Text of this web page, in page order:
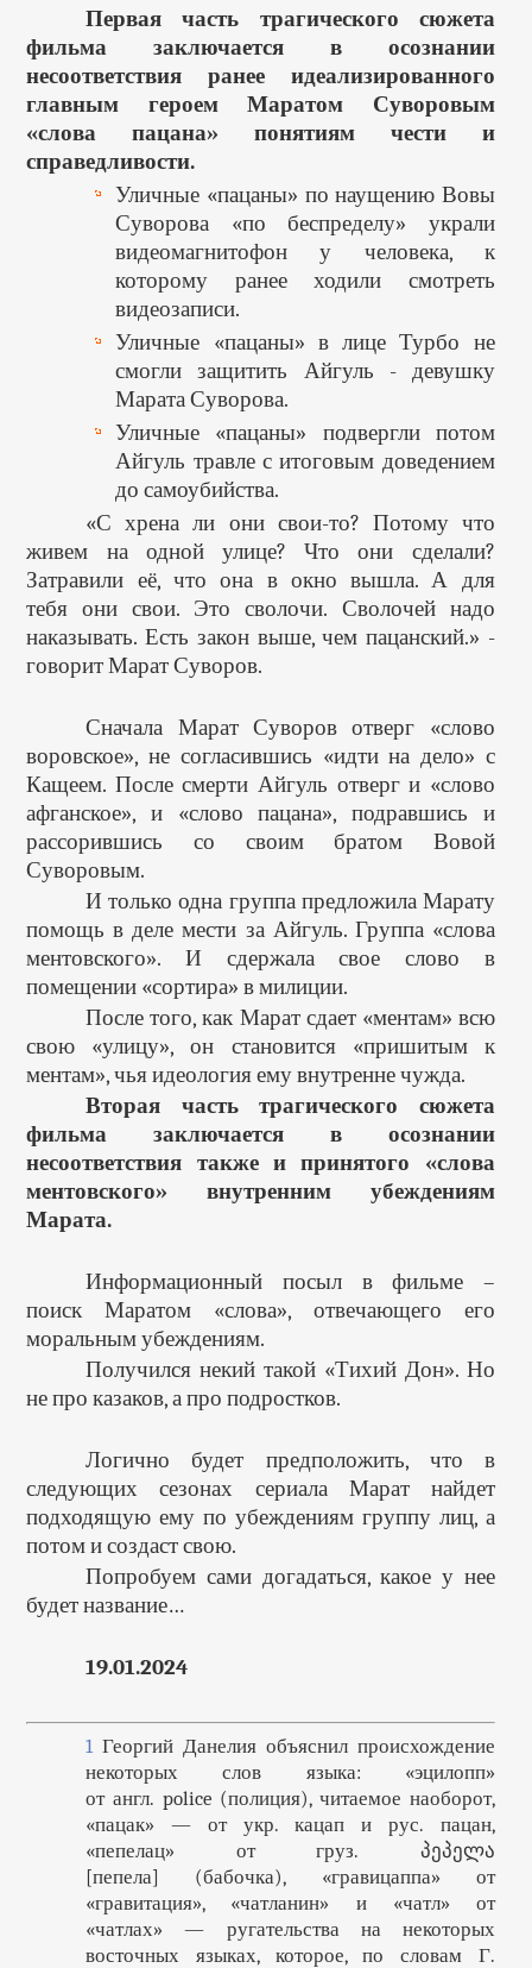
Первая часть трагического сюжета
фильма заключается в осознании
несоответствия ранее идеализированного
главным героем Маратом Суворовым
«слова пацана» понятиям чести и
справедливости.
Уличные «пацаны» по наущению Вовы
Суворова «по беспределу» украли
видеомагнитофон у человека, к
которому ранее ходили смотреть
видеозаписи.
Уличные «пацаны» в лице Турбо не
смогли защитить Айгуль - девушку
Марата Суворова.
Уличные «пацаны» подвергли потом
Айгуль травле с итоговым доведением
до самоубийства.
«С хрена ли они свои-то? Потому что
живем на одной улице? Что они сделали?
Затравили её, что она в окно вышла. А для
тебя они свои. Это сволочи. Сволочей надо
наказывать. Есть закон выше, чем пацанский.» -
говорит Марат Суворов.
Сначала Марат Суворов отверг «слово
воровское», не согласившись «идти на дело» с
Кащеем. После смерти Айгуль отверг и «слово
афганское», и «слово пацана», подравшись и
рассорившись со своим братом Вовой
Суворовым.
И только одна группа предложила Марату
помощь в деле мести за Айгуль. Группа «слова
ментовского». И сдержала свое слово в
помещении «сортира» в милиции.
После того, как Марат сдает «ментам» всю
свою «улицу», он становится «пришитым к
ментам», чья идеология ему внутренне чужда.
Вторая часть трагического сюжета
фильма заключается в осознании
несоответствия также и принятого «слова
ментовского» внутренним убеждениям
Марата.
Информационный посыл в фильме –
поиск Маратом «слова», отвечающего его
моральным убеждениям.
Получился некий такой «Тихий Дон». Но
не про казаков, а про подростков.
Логично будет предположить, что в
следующих сезонах сериала Марат найдет
подходящую ему по убеждениям группу лиц, а
потом и создаст свою.
Попробуем сами догадаться, какое у нее
будет название…
19.01.2024
1 Георгий Данелия объяснил происхождение
некоторых слов языка: «эцилопп»
от англ. police (полиция), читаемое наоборот,
«пацак» — от укр. кацап и рус. пацан,
«пепелац» от груз. პეპელა
[пепела] (бабочка), «гравицаппа» от
«гравитация», «чатланин» и «чатл» от
«чатлах» — ругательства на некоторых
восточных языках, которое, по словам Г.